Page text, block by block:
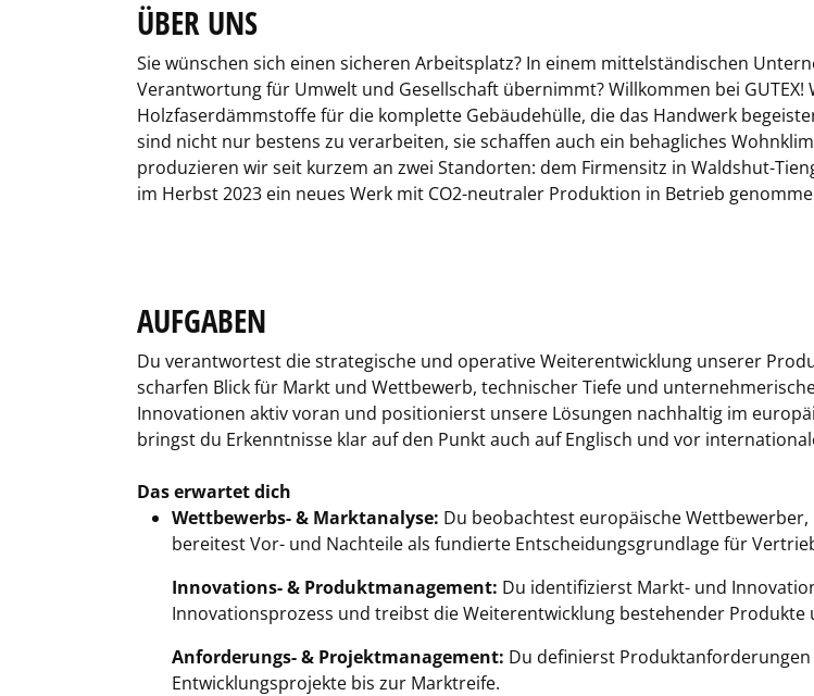
ÜBER UNS
Sie wünschen sich einen sicheren Arbeitsplatz? In einem mittelständischen
Verantwortung für Umwelt und Gesellschaft übernimmt? Willkommen bei GUTEX!
Holzfaserdämmstoffe für die komplette Gebäudehülle, die das Handwerk
sind nicht nur bestens zu verarbeiten, sie schaffen auch ein behagliches
produzieren wir seit kurzem an zwei Standorten: dem Firmensitz in Waldshut-
im Herbst 2023 ein neues Werk mit CO2-neutraler Produktion in Betrieb
AUFGABEN
Du verantwortest die strategische und operative Weiterentwicklung unserer
scharfen Blick für Markt und Wettbewerb, technischer Tiefe und
Innovationen aktiv voran und positionierst unsere Lösungen nachhaltig im
bringst du Erkenntnisse klar auf den Punkt auch auf Englisch und vor
Das erwartet dich
Wettbewerbs- & Marktanalyse: Du beobachtest europäische
bereitest Vor- und Nachteile als fundierte Entscheidungsgrundlage für
Innovations- & Produktmanagement: Du identifizierst Markt- und
Innovationsprozess und treibst die Weiterentwicklung bestehender Produkte
Anforderungs- & Projektmanagement: Du definierst
Entwicklungsprojekte bis zur Marktreife.